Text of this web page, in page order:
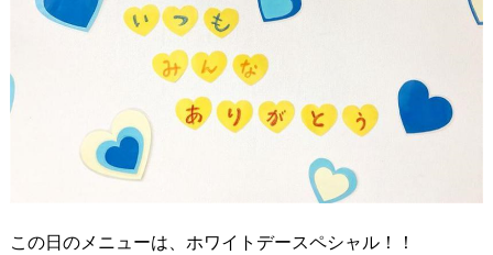
この日のメニューは、ホワイトデースペシャル！！